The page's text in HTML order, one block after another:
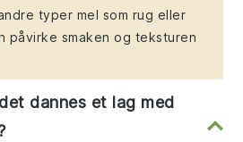
typer mel som rug eller
påvirke smaken og teksturen
dannes et lag med